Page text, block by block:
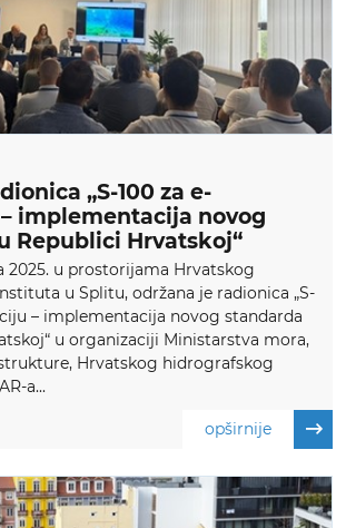
„S-100 za e-
implementacija novog
Republici Hrvatskoj“
2025. u prostorijama Hrvatskog
u Splitu, održana je radionica „S-
– implementacija novog standarda
u organizaciji Ministarstva mora,
Hrvatskog hidrografskog
a...
opširnije